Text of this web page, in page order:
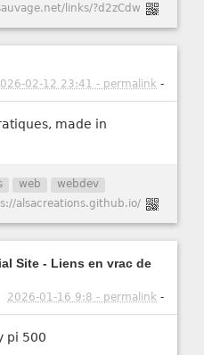
links/?d2zCdw
02-12 23:41 - permalink -
made in
web webdev
alsacreations.github.io/
Site - Liens en vrac de
2026-01-16 9:8 - permalink -
pi 500